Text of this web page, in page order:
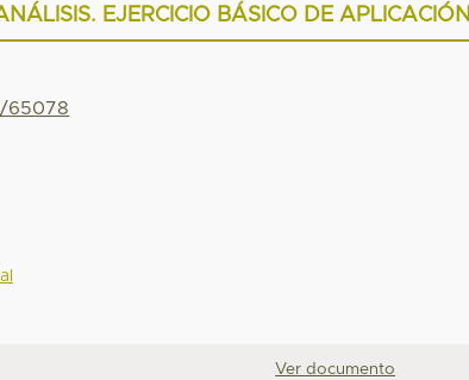
EJERCICIO BÁSICO DE APLICACIÓN
65078
Ver documento